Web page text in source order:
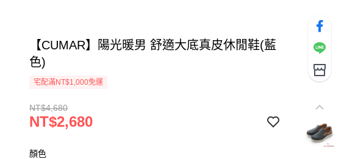
【CUMAR】陽光暖男 舒適大底真皮休閒鞋(藍
色)
宅配滿NT$1,000免運
NT$4,680
NT$2,680
顏色